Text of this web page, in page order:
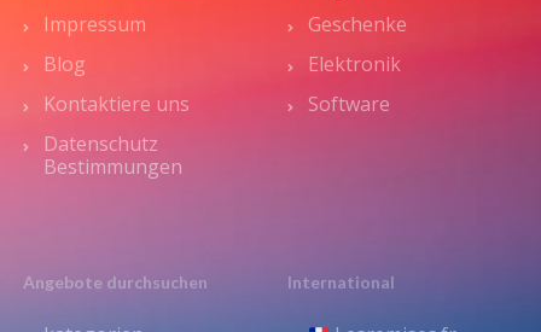
Impressum
Blog
Kontaktiere uns
Datenschutz
Bestimmungen
Geschenke
Elektronik
Software
Angebote durchsuchen International